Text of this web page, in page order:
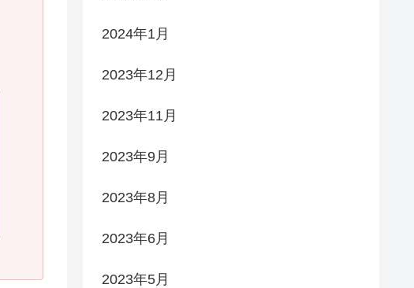
2024年1月
2023年12月
2023年11月
2023年9月
2023年8月
2023年6月
2023年5月